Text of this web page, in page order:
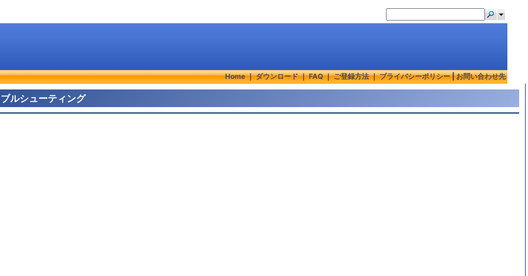
Home｜ダウンロード｜FAQ｜ご登録方法｜プライバシーポリシー|お問い合わせ先
ルシューティング